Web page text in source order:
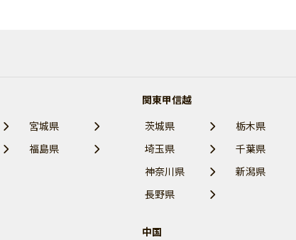
宮城県
福島県
関東甲信越
茨城県
栃木県
埼玉県
千葉県
神奈川県
新潟県
長野県
中国